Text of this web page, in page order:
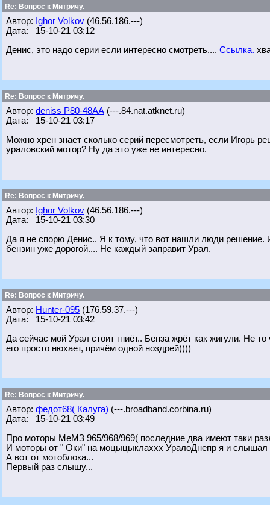
Re: Вопрос к Митричу.
Автор: Ighor Volkov (46.56.186.---)
Дата: 15-10-21 03:12
Денис, это надо серии если интересно смотреть.... Ссылка.
Re: Вопрос к Митричу.
Автор: deniss Р80-48АА (---.84.nat.atknet.ru)
Дата: 15-10-21 03:17
Можно хрен знает сколько серий пересмотреть, если Игорь
ураловский мотор? Ну да это уже не интересно.
Re: Вопрос к Митричу.
Автор: Ighor Volkov (46.56.186.---)
Дата: 15-10-21 03:30
Да я не спорю Денис.. Я к тому, что вот нашли люди
бензин уже дорогой.... Не каждый заправит Урал.
Re: Вопрос к Митричу.
Автор: Hunter-095 (176.59.37.---)
Дата: 15-10-21 03:42
Да сейчас мой Урал стоит гниёт.. Бенза жрёт как жигули. Не
его просто нюхает, причём одной ноздрей))))
Re: Вопрос к Митричу.
Автор: федот68( Калуга) (---.broadband.corbina.ru)
Дата: 15-10-21 03:49
Про моторы МеМЗ 965/968/969( последние два имеют таки
И моторы от " Оки" на моцыцыклаххх УралоДнепр я и слышал
А вот от мотоблока...
Первый раз слышу...